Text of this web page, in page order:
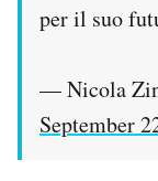
per il suo
— Nicola
September